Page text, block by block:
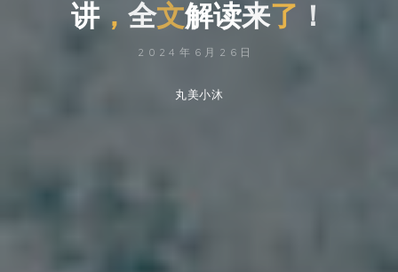
讲， 全
全文解读来了 ！
2024年6月26日
丸美小沐